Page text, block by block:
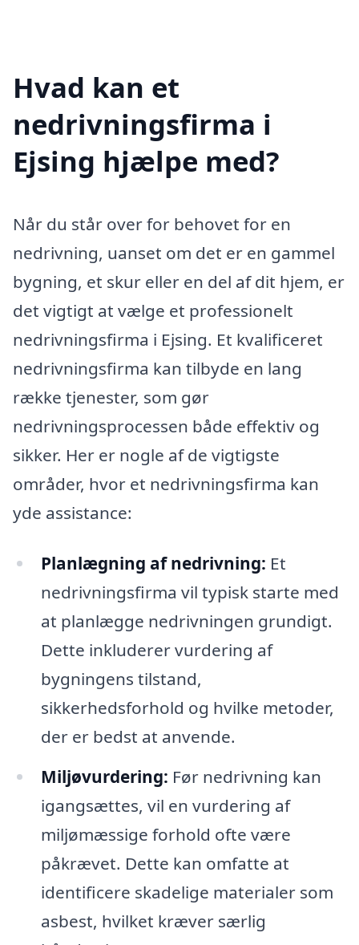
Hvad kan et
nedrivningsfirma i
Ejsing hjælpe med?
Når du står over for behovet for en
nedrivning, uanset om det er en gammel
bygning, et skur eller en del af dit hjem, er
det vigtigt at vælge et professionelt
nedrivningsfirma i Ejsing. Et kvalificeret
nedrivningsfirma kan tilbyde en lang
række tjenester, som gør
nedrivningsprocessen både effektiv og
sikker. Her er nogle af de vigtigste
områder, hvor et nedrivningsfirma kan
yde assistance:
Planlægning af nedrivning: Et
nedrivningsfirma vil typisk starte med
at planlægge nedrivningen grundigt.
Dette inkluderer vurdering af
bygningens tilstand,
sikkerhedsforhold og hvilke metoder,
der er bedst at anvende.
Miljøvurdering: Før nedrivning kan
igangsættes, vil en vurdering af
miljømæssige forhold ofte være
påkrævet. Dette kan omfatte at
identificere skadelige materialer som
asbest, hvilket kræver særlig